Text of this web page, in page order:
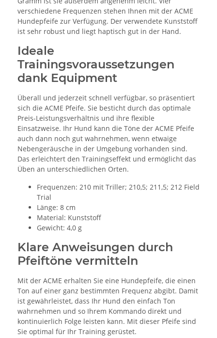
verschiedene Frequenzen stehen Ihnen mit der ACME
Hundepfeife zur Verfügung. Der verwendete Kunststoff
ist sehr robust und liegt haptisch gut in der Hand.
Ideale
Trainingsvoraussetzungen
dank Equipment
Überall und jederzeit schnell verfügbar, so präsentiert
sich die ACME Pfeife. Sie besticht durch das optimale
Preis-Leistungsverhältnis und ihre flexible
Einsatzweise. Ihr Hund kann die Töne der ACME Pfeife
auch dann noch gut wahrnehmen, wenn etwaige
Nebengeräusche in der Umgebung vorhanden sind.
Das erleichtert den Trainingseffekt und ermöglicht das
Üben an unterschiedlichen Orten.
Frequenzen: 210 mit Triller; 210,5; 211,5; 212 Field
Trial
Länge: 8 cm
Material: Kunststoff
Gewicht: 4,0 g
Klare Anweisungen durch
Pfeiftöne vermitteln
Mit der ACME erhalten Sie eine Hundepfeife, die einen
Ton auf einer ganz bestimmten Frequenz abgibt. Damit
ist gewährleistet, dass Ihr Hund den einfach Ton
wahrnehmen und so Ihrem Kommando direkt und
kontinuierlich Folge leisten kann. Mit dieser Pfeife sind
Sie optimal für Ihr Training gerüstet.